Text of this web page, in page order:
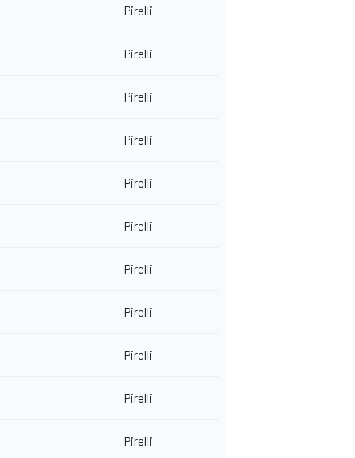
Pirelli
Pirelli
Pirelli
Pirelli
Pirelli
Pirelli
Pirelli
Pirelli
Pirelli
Pirelli
Pirelli